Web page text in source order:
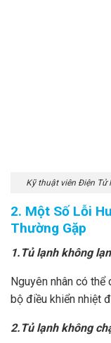
Kỹ thuật viên Điện Tử
2. Một Số Lỗi
Thường Gặp
1.Tủ lạnh không
Nguyên nhân có
bộ điều khiển nhiệt
2.Tủ lạnh không